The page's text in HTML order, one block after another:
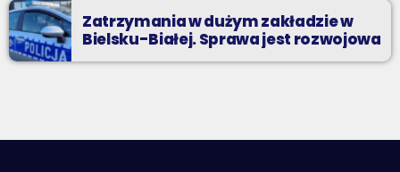
Zatrzymania w dużym zakładzie w
Bielsku-Białej. Sprawa jest rozwojowa